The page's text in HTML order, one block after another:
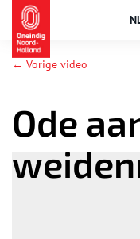
← Vorige video
Ode